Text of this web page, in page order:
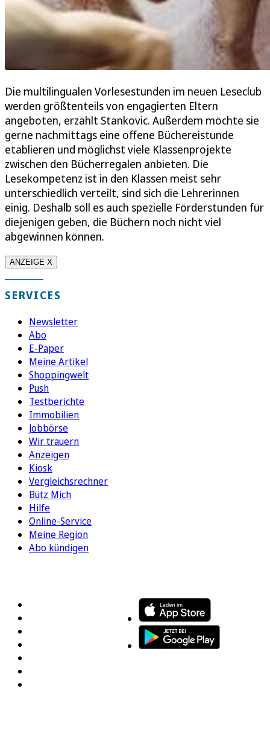
Die multilingualen Vorlesestunden im neuen Leseclub
werden größtenteils von engagierten Eltern
angeboten, erzählt Stankovic. Außerdem möchte sie
gerne nachmittags eine offene Büchereistunde
etablieren und möglichst viele Klassenprojekte
zwischen den Bücherregalen anbieten. Die
Lesekompetenz ist in den Klassen meist sehr
unterschiedlich verteilt, sind sich die Lehrerinnen
einig. Deshalb soll es auch spezielle Förderstunden für
diejenigen geben, die Büchern noch nicht viel
abgewinnen können.
ANZEIGE X
SERVICES
Newsletter
Abo
E-Paper
Meine Artikel
Shoppingwelt
Push
Testberichte
Immobilien
Jobbörse
Wir trauern
Anzeigen
Kiosk
Vergleichsrechner
Bütz Mich
Hilfe
Online-Service
Meine Region
Abo kündigen